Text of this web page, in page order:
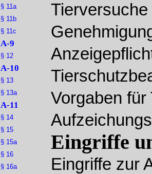
§ 11a
§ 11b
§ 11c
A-9
§ 12
A-10
§ 13
§ 13a
A-11
§ 14
§ 15
§ 15a
§ 16
§ 16a
Tierversuche
Vorgaben
Eingriffe
Eingriffe zur